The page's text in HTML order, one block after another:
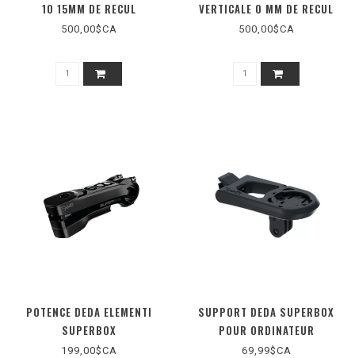
10 15MM DE RECUL
500,00$CA
VERTICALE 0 MM DE RECUL
500,00$CA
POTENCE DEDA ELEMENTI
SUPERBOX
199,00$CA
SUPPORT DEDA SUPERBOX
POUR ORDINATEUR
69,99$CA